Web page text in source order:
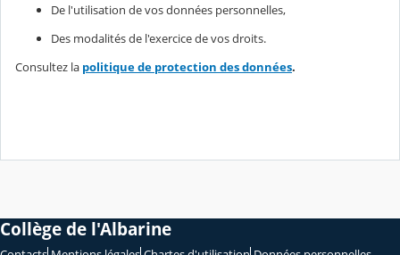
De l'utilisation de vos données personnelles,
Des modalités de l'exercice de vos droits.
Consultez la politique de protection des données.
Collège de l'Albarine